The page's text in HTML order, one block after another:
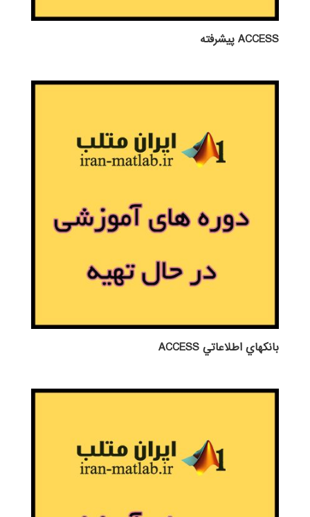
ACCESS پيشرفته
بانكهاي اطلاعاتي ACCESS